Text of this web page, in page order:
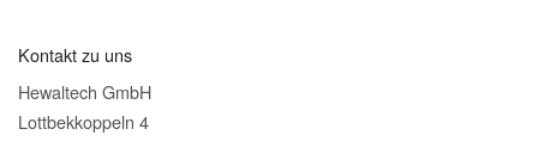
Kontakt zu uns
Hewaltech GmbH
Lottbekkoppeln 4